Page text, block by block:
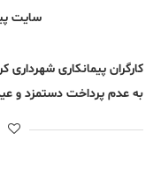
سایت
به عدم پرداخت دستمزد و